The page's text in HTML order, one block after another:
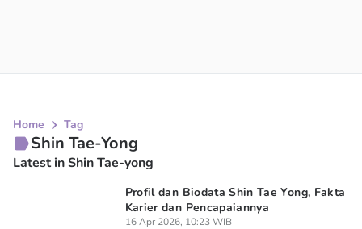
Home Tag
Shin Tae-Yong
Latest in Shin Tae-yong
Profil dan Biodata Shin Tae Yong, Fakta
Karier dan Pencapaiannya
16 Apr 2026, 10:23 WIB